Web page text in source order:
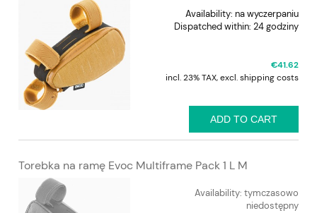
Availability: na wyczerpaniu
Dispatched within: 24 godziny
€41.62
incl. 23% TAX, excl. shipping costs
ADD TO CART
Torebka na ramę Evoc Multiframe Pack 1 L M
Availability: tymczasowo
niedostępny